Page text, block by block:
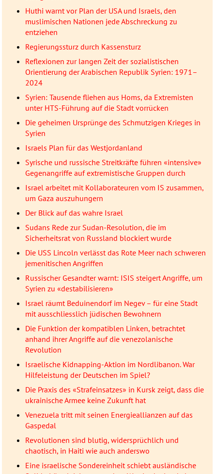
Huthi warnt vor Plan der USA und Israels, den
muslimischen Nationen jede Abschreckung zu
entziehen
Regierungssturz durch Kassensturz
Reflexionen zur langen Zeit der sozialistischen
Orientierung der Arabischen Republik Syrien: 1971–
2024
Syrien: Tausende fliehen aus Homs, da Extremisten
unter HTS-Führung auf die Stadt vorrücken
Die geheimen Ursprünge des Schmutzigen Krieges in
Syrien
Israels Plan für das Westjordanland
Syrische und russische Streitkräfte führen «intensive»
Gegenangriffe auf extremistische Gruppen durch
Israel arbeitet mit Kollaborateuren vom IS zusammen,
um Gaza auszuhungern
Der Blick auf das wahre Israel
Sudans Rede zur Sudan-Resolution, die im
Sicherheitsrat von Russland blockiert wurde
Die USS Lincoln verlässt das Rote Meer nach schweren
jemenitischen Angriffen
Russischer Gesandter warnt: ISIS steigert Angriffe, um
Syrien zu «destabilisieren»
Israel räumt Beduinendorf im Negev – für eine Stadt
mit ausschliesslich jüdischen Bewohnern
Die Funktion der kompatiblen Linken, betrachtet
anhand ihrer Angriffe auf die venezolanische
Revolution
Israelische Kidnapping-Aktion im Nordlibanon. War
Hilfeleistung der Deutschen im Spiel?
Die Praxis des «Strafeinsatzes» in Kursk zeigt, dass die
ukrainische Armee keine Zukunft hat
Venezuela tritt mit seinen Energieallianzen auf das
Gaspedal
Revolutionen sind blutig, widersprüchlich und
chaotisch, in Haiti wie auch anderswo
Eine israelische Sondereinheit schiebt ausländische